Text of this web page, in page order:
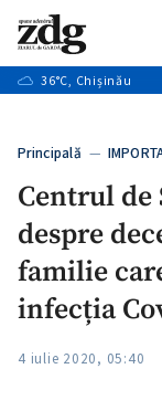
+11
+1
Caută
36°C, Chișinău
Principală —
Centrul de
despre
familie
infecția
4 iulie 2020, 05:40